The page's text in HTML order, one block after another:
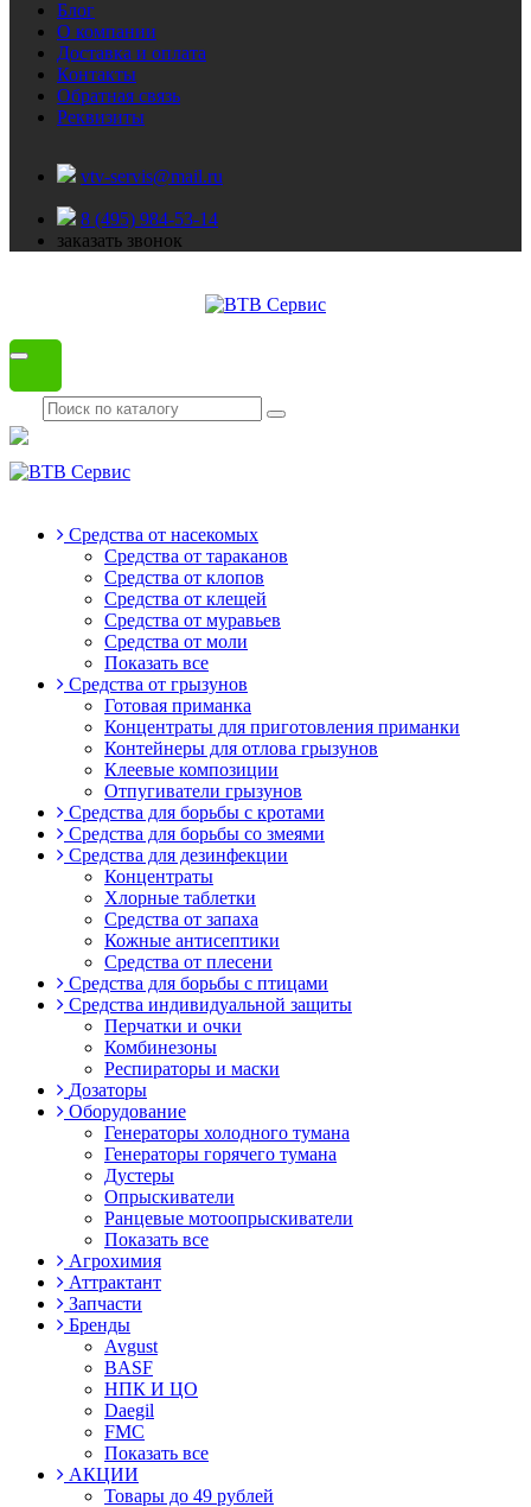
Блог
О компании
Доставка и оплата
Контакты
Обратная связь
Реквизиты
vtv-servis@mail.ru
8 (495) 984-53-14
заказать звонок
Средства от насекомых
Средства от тараканов
Средства от клопов
Средства от клещей
Средства от муравьев
Средства от моли
Показать все
Средства от грызунов
Готовая приманка
Концентраты для приготовления приманки
Контейнеры для отлова грызунов
Клеевые композиции
Отпугиватели грызунов
Средства для борьбы с кротами
Средства для борьбы со змеями
Средства для дезинфекции
Концентраты
Хлорные таблетки
Средства от запаха
Кожные антисептики
Средства от плесени
Средства для борьбы с птицами
Средства индивидуальной защиты
Перчатки и очки
Комбинезоны
Респираторы и маски
Дозаторы
Оборудование
Генераторы холодного тумана
Генераторы горячего тумана
Дустеры
Опрыскиватели
Ранцевые мотоопрыскиватели
Показать все
Агрохимия
Аттрактант
Запчасти
Бренды
Avgust
BASF
НПК И ЦО
Daegil
FMC
Показать все
АКЦИИ
Товары до 49 рублей